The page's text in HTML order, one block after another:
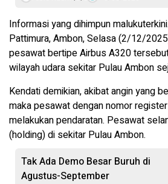
Informasi yang dihimpun
Pattimura, Ambon, Selasa (2/12/
pesawat bertipe Airbus A320
wilayah udara sekitar Pulau Ambon
Kendati demikian, akibat angin yang
maka pesawat dengan nomor
melakukan pendaratan. Pesawat
(holding) di sekitar Pulau Ambon.
Tak Ada Demo Besar Buruh di
Agustus-September